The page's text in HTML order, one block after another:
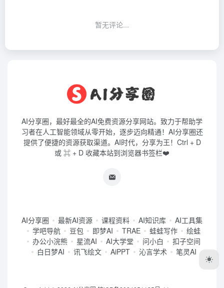
暂无评论...
AI分享圈，最好最全的AI免费资源分享网站。致力于帮助学
习者在人工智能领域从零开始，逐步迈向精通！AI分享圈还
提供了便捷的资源获取渠道。AI时代，分享为王！Ctrl + D
或 ⌘ + D 收藏本站到浏览器书签栏❤️
AI分享圈 最新AI资源 课程资料 AI知识库
AI工具集
学吧导航
豆包 即梦AI TRAE 蛙蛙写作
绘蛙
办公小浣熊
星流AI AI大学堂 问小白
扣子空间
白日梦AI
讯飞绘文 AiPPT 沁言学术 笔灵AI